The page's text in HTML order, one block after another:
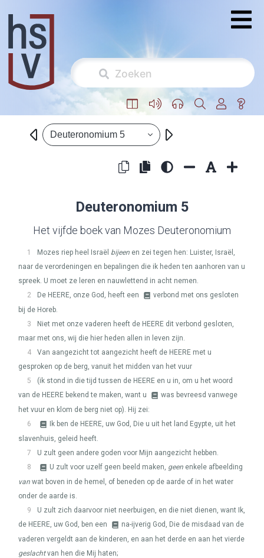
Deuteronomium 5
Deuteronomium 5
Het vijfde boek van Mozes Deuteronomium
1 Mozes riep heel Israël bijeen en zei tegen hen: Luister, Israël,
naar de verordeningen en bepalingen die ik heden ten aanhoren van u
spreek. U moet ze leren en nauwlettend in acht nemen.
2
De HEERE, onze God, heeft een
verbond met ons gesloten
bij de Horeb.
3
Niet met onze vaderen heeft de HEERE dit verbond gesloten,
maar met ons, wij die hier heden allen in leven zijn.
4
Van aangezicht tot aangezicht heeft de HEERE met u
gesproken op de berg, vanuit het midden van het vuur
5
(ik stond in die tijd tussen de HEERE en u in, om u het woord
van de HEERE bekend te maken, want u
was bevreesd vanwege
het vuur en klom de berg niet op). Hij zei:
6
Ik ben de HEERE, uw God, Die u uit het land Egypte, uit het
slavenhuis, geleid heeft.
7
U zult geen andere goden voor Mijn aangezicht hebben.
8
U zult voor uzelf geen beeld maken, geen enkele afbeelding
van wat boven in de hemel, of beneden op de aarde of in het water
onder de aarde is.
9
U zult zich daarvoor niet neerbuigen, en die niet dienen, want Ik,
de HEERE, uw God, ben een
na-ijverig God, Die de misdaad van de
vaderen vergeldt aan de kinderen, en aan het derde en aan het vierde
geslachtvan hen die Mij haten;